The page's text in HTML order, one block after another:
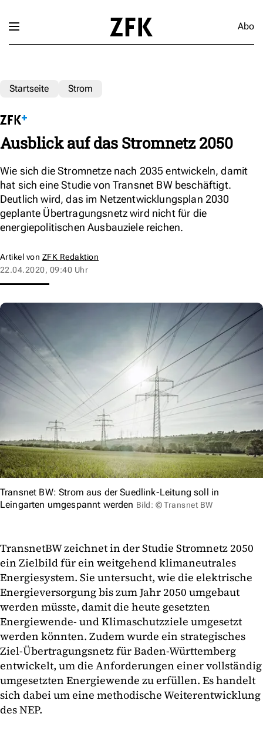
Abo
Startseite Strom
Ausblick auf das Stromnetz 2050
Wie sich die Stromnetze nach 2035 entwickeln, damit
hat sich eine Studie von Transnet BW beschäftigt.
Deutlich wird, das im Netzentwicklungsplan 2030
geplante Übertragungsnetz wird nicht für die
energiepolitischen Ausbauziele reichen.
Artikel von ZFK Redaktion
22.04.2020, 09:40 Uhr
Transnet BW: Strom aus der Suedlink-Leitung soll in
Leingarten umgespannt werden Bild: © Transnet BW
TransnetBW zeichnet in der Studie Stromnetz 2050
ein Zielbild für ein weitgehend klima­neutrales
Energiesystem. Sie untersucht, wie die elektrische
Energieversorgung bis zum Jahr 2050 umgebaut
werden müsste, damit die heute gesetzten
Energiewende- und Klimaschutzziele umgesetzt
werden könnten. Zudem wurde ein strategisches
Ziel-Übertragungsnetz für Baden-Württemberg
entwickelt, um die Anforderungen einer vollständig
umgesetzten Energiewende zu erfüllen. Es handelt
sich dabei um eine methodische Weiterentwicklung
des NEP.